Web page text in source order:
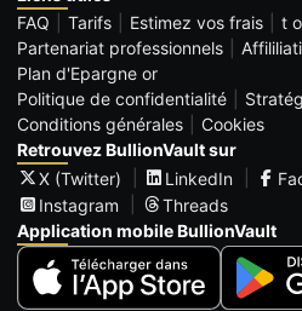
FAQ
Tarifs Estimez vos frais
t
Partenariat professionnels
Plan d'Epargne or
Politique de confidentialité
Conditions générales
Cookies
Retrouvez BullionVault sur
X (Twitter)
LinkedIn
Instagram
Threads
Application mobile BullionVault